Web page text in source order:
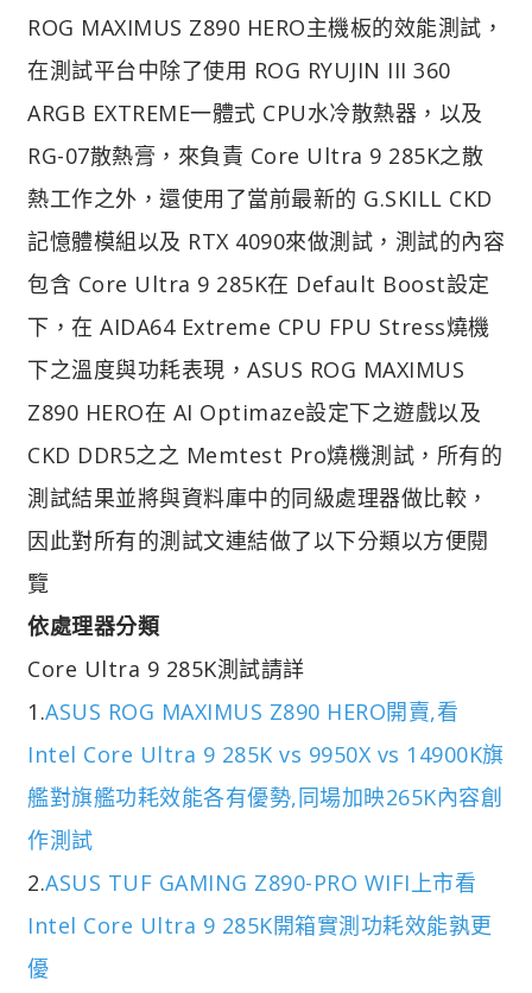
ROG MAXIMUS Z890 HERO主機板的效能測試，
在測試平台中除了使用 ROG RYUJIN III 360
ARGB EXTREME一體式 CPU水冷散熱器，以及
RG-07散熱膏，來負責 Core Ultra 9 285K之散
熱工作之外，還使用了當前最新的 G.SKILL CKD
記憶體模組以及 RTX 4090來做測試，測試的內容
包含 Core Ultra 9 285K在 Default Boost設定
下，在 AIDA64 Extreme CPU FPU Stress燒機
下之溫度與功耗表現，ASUS ROG MAXIMUS
Z890 HERO在 AI Optimaze設定下之遊戲以及
CKD DDR5之之 Memtest Pro燒機測試，所有的
測試結果並將與資料庫中的同級處理器做比較，
因此對所有的測試文連結做了以下分類以方便閱
覽
依處理器分類
Core Ultra 9 285K測試請詳
1.ASUS ROG MAXIMUS Z890 HERO開賣,看
Intel Core Ultra 9 285K vs 9950X vs 14900K旗
艦對旗艦功耗效能各有優勢,同場加映265K內容創
作測試
2.ASUS TUF GAMING Z890-PRO WIFI上市看
Intel Core Ultra 9 285K開箱實測功耗效能孰更
優